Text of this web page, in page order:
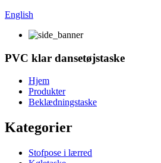
English
PVC klar dansetøjstaske
Hjem
Produkter
Beklædningstaske
Kategorier
Stofpose i lærred